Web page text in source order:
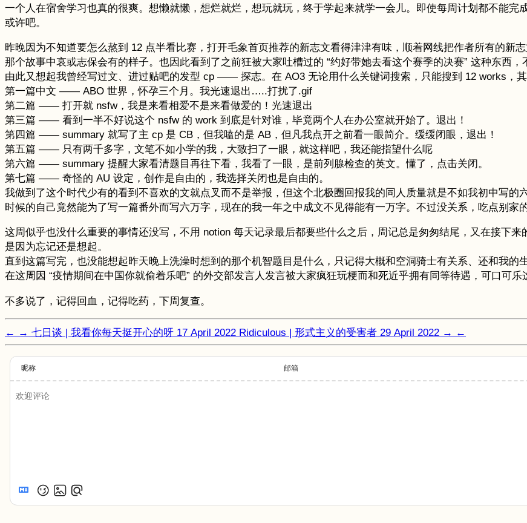
一个人在宿舍学习也真的很爽。想懒就懒，想烂就烂，想玩就玩，终于学起来就学一会儿。即使每周计划都不能完
或许吧。
昨晚因为不知道要怎么熬到 12 点半看比赛，打开毛象首页推荐的新志文看得津津有味，顺着网线把作者所有的新
那个故事中哀或志保会有的样子。也因此看到了之前狂被大家吐槽过的 “约好带她去看这个赛季的决赛” 这种东西，
由此又想起我曾经写过文、进过贴吧的发型 cp —— 探志。在 AO3 无论用什么关键词搜索，只能搜到 12 works，其
第一篇中文 —— ABO 世界，怀孕三个月。我光速退出…..打扰了.gif
第二篇 —— 打开就 nsfw，我是来看相爱不是来看做爱的！光速退出
第三篇 —— 看到一半不好说这个 nsfw 的 work 到底是针对谁，毕竟两个人在办公室就开始了。退出！
第四篇 —— summary 就写了主 cp 是 CB，但我嗑的是 AB，但凡我点开之前看一眼简介。缓缓闭眼，退出！
第五篇 —— 只有两千多字，文笔不如小学的我，大致扫了一眼，就这样吧，我还能指望什么呢
第六篇 —— summary 提醒大家看清题目再往下看，我看了一眼，是前列腺检查的英文。懂了，点击关闭。
第七篇 —— 奇怪的 AU 设定，创作是自由的，我选择关闭也是自由的。
我做到了这个时代少有的看到不喜欢的文就点叉而不是举报，但这个北极圈回报我的同人质量就是不如我初中写
时候的自己竟然能为了写一篇番外而写六万字，现在的我一年之中成文不见得能有一万字。不过没关系，吃点别家的
这周似乎也没什么重要的事情还没写，不用 notion 每天记录最后都要些什么之后，周记总是匆匆结尾，又在接下
是因为忘记还是想起。
直到这篇写完，也没能想起昨天晚上洗澡时想到的那个机智题目是什么，只记得大概和空洞骑士有关系、还和我的
在这周因 “疫情期间在中国你就偷着乐吧” 的外交部发言人发言被大家疯狂玩梗而和死近乎拥有同等待遇，可口可乐
不多说了，记得回血，记得吃药，下周复查。
← → 七日谈 | 我看你每天挺开心的呀 17 April 2022 Ridiculous | 形式主义的受害者 29 April 2022 → ←
昵称 邮箱